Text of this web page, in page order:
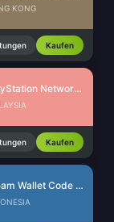
KONG
Kaufen
PlayStation Network Card (MY)
Kaufen
Steam Wallet Code (IDR)